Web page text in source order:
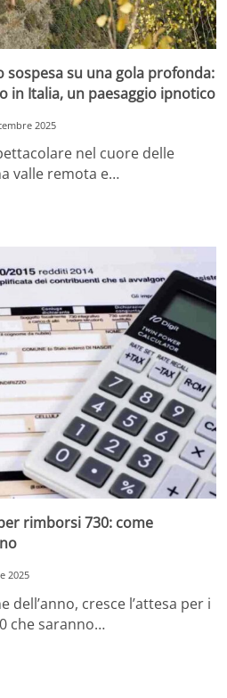
sospesa su una gola profonda:
in Italia, un paesaggio ipnotico
2025
nel cuore delle
valle remota e…
rimborsi 730: come
2025
dell’anno, cresce l’attesa per i
che saranno…